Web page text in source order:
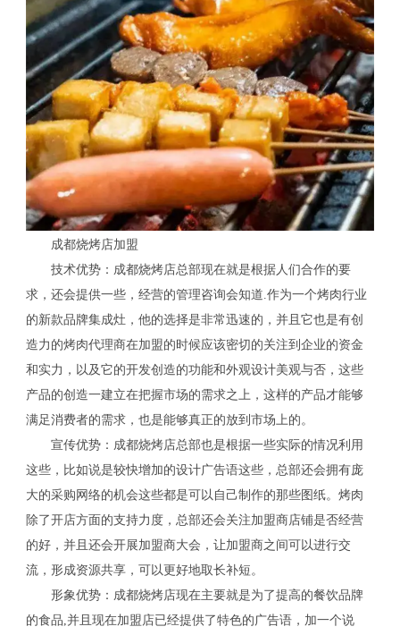
成都烧烤店加盟
技术优势：成都烧烤店总部现在就是根据人们合作的要
求，还会提供一些，经营的管理咨询会知道.作为一个烤肉行业
的新款品牌集成灶，他的选择是非常迅速的，并且它也是有创
造力的烤肉代理商在加盟的时候应该密切的关注到企业的资金
和实力，以及它的开发创造的功能和外观设计美观与否，这些
产品的创造一建立在把握市场的需求之上，这样的产品才能够
满足消费者的需求，也是能够真正的放到市场上的。
宣传优势：成都烧烤店总部也是根据一些实际的情况利用
这些，比如说是较快增加的设计广告语这些，总部还会拥有庞
大的采购网络的机会这些都是可以自己制作的那些图纸。烤肉
除了开店方面的支持力度，总部还会关注加盟商店铺是否经营
的好，并且还会开展加盟商大会，让加盟商之间可以进行交
流，形成资源共享，可以更好地取长补短。
形象优势：成都烧烤店现在主要就是为了提高的餐饮品牌
的食品,并且现在加盟店已经提供了特色的广告语，加一个说